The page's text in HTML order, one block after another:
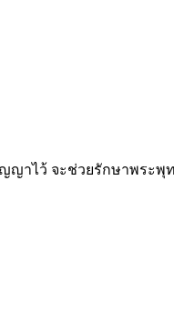
ญญาไว้ จะช่วยรักษาพ